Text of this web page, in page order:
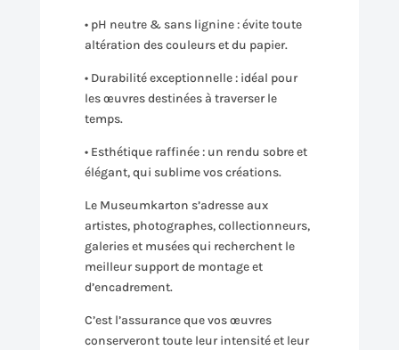
• pH neutre & sans lignine : évite toute
altération des couleurs et du papier.
• Durabilité exceptionnelle : idéal pour
les œuvres destinées à traverser le
temps.
• Esthétique raffinée : un rendu sobre et
élégant, qui sublime vos créations.
Le Museumkarton s’adresse aux
artistes, photographes, collectionneurs,
galeries et musées qui recherchent le
meilleur support de montage et
d’encadrement.
C’est l’assurance que vos œuvres
conserveront toute leur intensité et leur